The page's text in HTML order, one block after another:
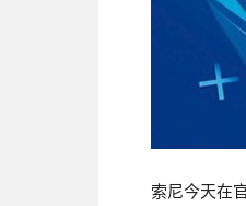
索尼今天在